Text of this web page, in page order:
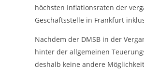
höchsten Inflationsraten der
Geschäftsstelle in Frankfurt
Nachdem der DMSB in der
hinter der allgemeinen
deshalb keine andere
DMSB
Cookie-Einstellungen.
Cookie Laufzeit: 12 Monate